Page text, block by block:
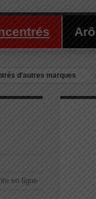
d'autres marques
en ligne